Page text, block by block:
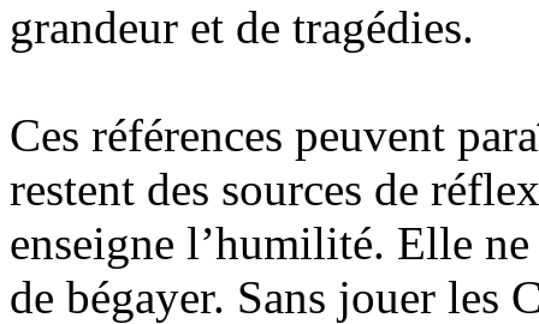
grandeur et de tragédies.
Ces références peuvent
restent des sources de
enseigne l’humilité. Elle
de bégayer. Sans jouer les